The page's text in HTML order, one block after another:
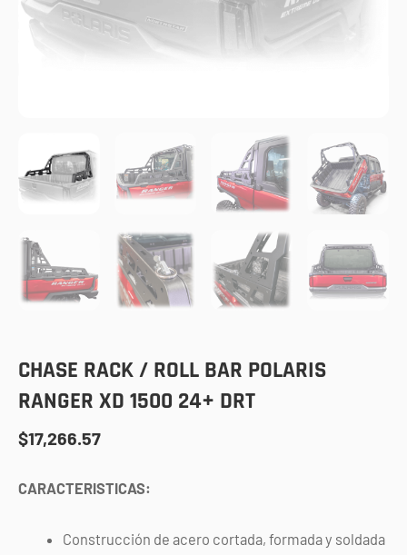
CHASE RACK / ROLL BAR POLARIS
RANGER XD 1500 24+ DRT
$17,266.57
CARACTERISTICAS:
Construcción de acero cortada, formada y soldada